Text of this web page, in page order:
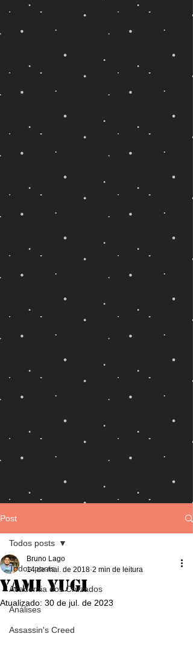
Post
Todos posts
Academia dos Cruzados
Análises
Assassin's Creed
Todos posts
Yami Yugi
Bruno Lago
14 de mai. de 2018 2 min de leitura
Atualizado: 30 de jul. de 2023